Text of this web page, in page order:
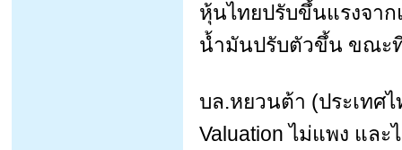
หุ้นไทยปรับขึ้นแรงจา
น้ำมันปรับตัวขึ้น ขณะ
บล.หยวนต้า (ประเทศ
Valuation ไม่แพง และ